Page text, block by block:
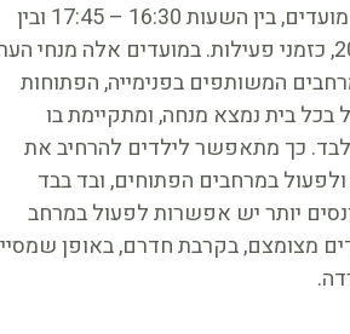
בכל יום מוגדרים שני מועדים, בין השעות 16:30 – 17:45 ובין
השעות 19:00 – 20:30, כזמני פעילות. במועדים אלה מנחי
המשותפים בפנימייה, הפתוחות
בכל בית נמצא מנחה, ומתקיימת בו
כך מתאפשר לילדים להרחיב את
במרחבים הפתוחים, ובד בבד
יותר יש אפשרות לפעול במרחב
מצומצם, בקרבת חדרם, באופן